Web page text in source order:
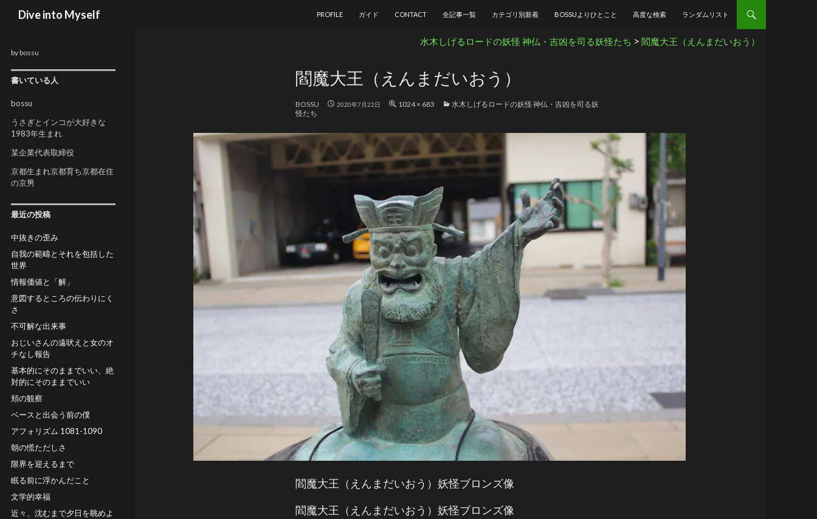
Dive into Myself
検索
PROFILE
ガイド CONTACT 全記事一覧 カテゴリ別新着 BOSSUよりひとこと 高度な検索 ランダムリスト
水木しげるロードの妖怪 神仏・吉凶を司る妖怪たち > 閻魔大王（えんまだいおう）
閻魔大王（えんまだいおう）
BOSSU 2020年7月22日 1024 × 683
水木しげるロードの妖怪 神仏・吉凶を司る妖
怪たち
閻魔大王（えんまだいおう）妖怪ブロンズ像
閻魔大王（えんまだいおう）妖怪ブロンズ像
by bossu
書いている人
bossu
うさぎとインコが大好きな
1983年生まれ
某企業代表取締役
京都生まれ京都育ち京都在住
の京男
最近の投稿
中抜きの歪み
自我の範疇とそれを包括した
世界
情報価値と「解」
意図するところの伝わりにく
さ
不可解な出来事
おじいさんの遠吠えと女のオ
チなし報告
基本的にそのままでいい、絶
対的にそのままでいい
頬の観察
ベースと出会う前の僕
アフォリズム 1081-1090
朝の慌ただしさ
限界を迎えるまで
眠る前に浮かんだこと
文学的幸福
近々、沈むまで夕日を眺めよ